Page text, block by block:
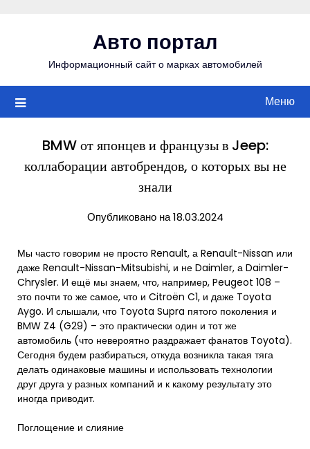
Авто портал
Информационный сайт о марках автомобилей
Меню
BMW от японцев и французы в Jeep:
коллаборации автобрендов, о которых вы не
знали
Опубликовано на 18.03.2024
Мы часто говорим не просто Renault, а Renault-Nissan или
даже Renault-Nissan-Mitsubishi, и не Daimler, а Daimler-
Chrysler. И ещё мы знаем, что, например, Peugeot 108 –
это почти то же самое, что и Citroën C1, и даже Toyota
Aygo. И слышали, что Toyota Supra пятого поколения и
BMW Z4 (G29) – это практически один и тот же
автомобиль (что невероятно раздражает фанатов Toyota).
Сегодня будем разбираться, откуда возникла такая тяга
делать одинаковые машины и использовать технологии
друг друга у разных компаний и к какому результату это
иногда приводит.
Поглощение и слияние